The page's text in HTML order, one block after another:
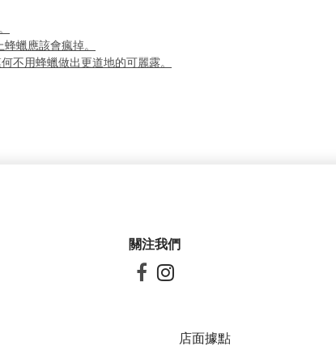
蠟應該會瘋掉。
不用蜂蠟做出更道地的可麗露。
關注我們
 
店面據點